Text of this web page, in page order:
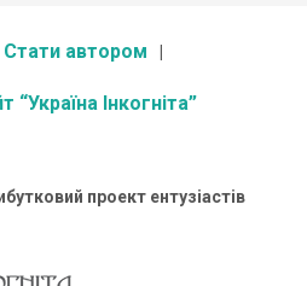
Стати автором
“Україна Інкогніта”
проект ентузіастів